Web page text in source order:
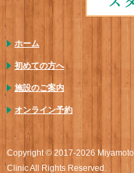
ホーム
初めての方へ
施設のご案内
オンライン予約
Copyright © 2017-2026 Miyamoto
Clinic All Rights Reserved.